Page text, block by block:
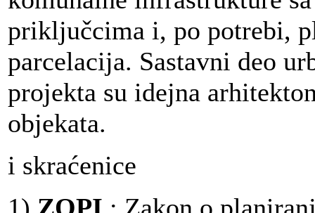
priključcima i, po potrebi,
parcelacija. Sastavni deo
projekta su idejna
objekata.
i skraćenice